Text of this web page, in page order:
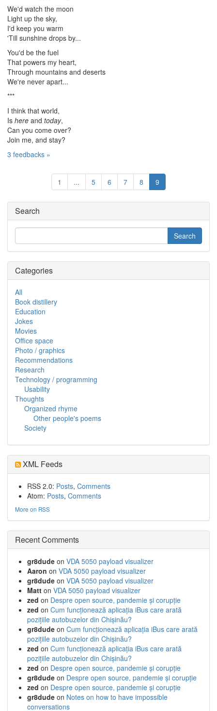
We'd watch the moon
Light up the sky,
I'd keep you warm
'Till sunshine drops by...
You'd be the fuel
That powers my heart,
Through mountains and deserts
We're never apart...
***
I think that world,
Is here and today,
Can you come over?
Join me, and stay?
3 feedbacks »
1 ... 5 6 7 8 9
Search
Categories
All
Book distillery
Education
Jokes
Movies
Office space
Photo / graphics
Recommendations
Research
Technology / programming
Usability
Thoughts
Organized rhyme
Other people's poems
Society
XML Feeds
RSS 2.0: Posts, Comments
Atom: Posts, Comments
More on RSS
Recent Comments
gr8dude on VDA 5050 payload visualizer
Aaron on VDA 5050 payload visualizer
gr8dude on VDA 5050 payload visualizer
Matt on VDA 5050 payload visualizer
zed on Despre open source, pandemie și corupție
zed on Cum funcționează aplicația iBus care arată
pozițiile autobuzelor din Chișinău?
gr8dude on Cum funcționează aplicația iBus care arată
pozițiile autobuzelor din Chișinău?
zed on Cum funcționează aplicația iBus care arată
pozițiile autobuzelor din Chișinău?
zed on Despre open source, pandemie și corupție
gr8dude on Despre open source, pandemie și corupție
zed on Despre open source, pandemie și corupție
gr8dude on Notes on how to have impossible
conversations